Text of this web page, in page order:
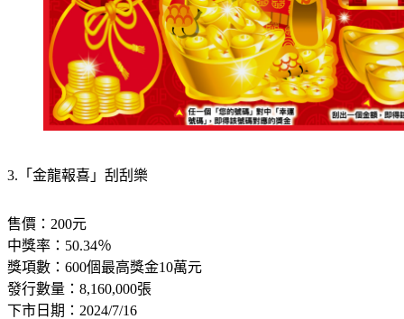
3.「金龍報喜」刮刮樂
售價：200元
中獎率：50.34％
獎項數：600個最高獎金10萬元
發行數量：8,160,000張
下市日期：2024/7/16